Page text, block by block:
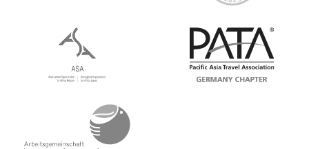
Fahrt nach Uyuni, dem Ausgangspunkt für den Ausflug
Day 8 Uyuni/Salt Flats and Desert
Crossing
Embark on a three-day 4x4 excursion to the Salar de
Uyuni. Get your camera ready because the endless white
of the salt flats creates the perfect backdrop for